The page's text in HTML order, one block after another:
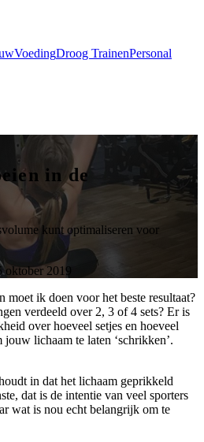
VoedingDroog TrainenPersonal
in de
kunt optimaliseren voor
oktober 2019
moet ik doen voor het beste resultaat?
verdeeld over 2, 3 of 4 sets? Er is
over hoeveel setjes en hoeveel
lichaam te laten ‘schrikken’.
in dat het lichaam geprikkeld
dat is de intentie van veel sporters
wat is nou echt belangrijk om te